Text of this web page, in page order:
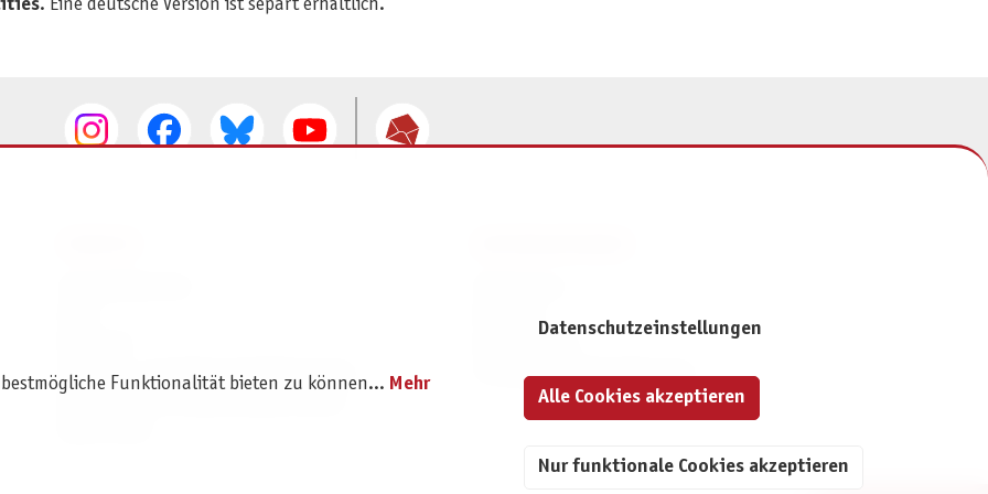
. Eine deutsche Version ist separt erhältlich.
Versand- und Zahlungsbedingungen
Privatsphäre-Einstellungen
bestmögliche Funktionalität bieten zu können... Mehr
Datenschutzeinstellungen
Nur funktionale Cookies akzeptieren
Alle Cookies akzeptieren